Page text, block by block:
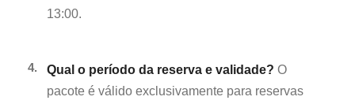
13:00.
4. Qual o período da reserva e validade? O
pacote é válido exclusivamente para reservas